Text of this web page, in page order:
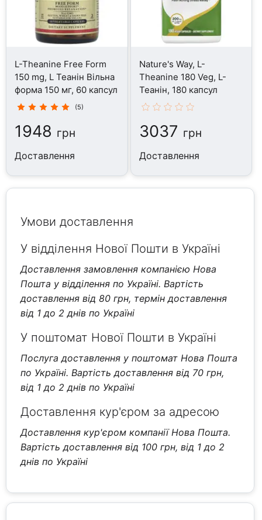
L-Theanine Free Form
150 mg, L Теанін Вільна
форма 150 мг, 60 капсул
(5)
1948 грн
Доставлення
Nature's Way, L-
Theanine 180 Veg, L-
Теанін, 180 капсул
3037 грн
Доставлення
Умови доставлення
У відділення Нової Пошти в Україні
Доставлення замовлення компанією Нова
Пошта у відділення по Україні. Вартість
доставлення від 80 грн, термін доставлення
від 1 до 2 днів по Україні
У поштомат Нової Пошти в Україні
Послуга доставлення у поштомат Нова Пошта
по Україні. Вартість доставлення від 70 грн,
від 1 до 2 днів по Україні
Доставлення кур'єром за адресою
Доставлення кур'єром компанії Нова Пошта.
Вартість доставлення від 100 грн, від 1 до 2
днів по Україні